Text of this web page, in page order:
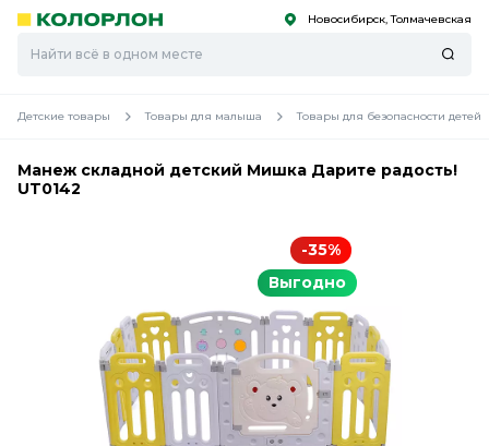
Скоро
Скоро Новосибирск, Толмачевская
Детские товары Товары для малыша Товары для безопасности детей
Манеж складной детский Мишка Дарите радость!
UT0142
-35%
Выгодно